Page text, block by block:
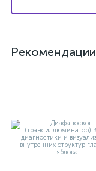
Рекомендации